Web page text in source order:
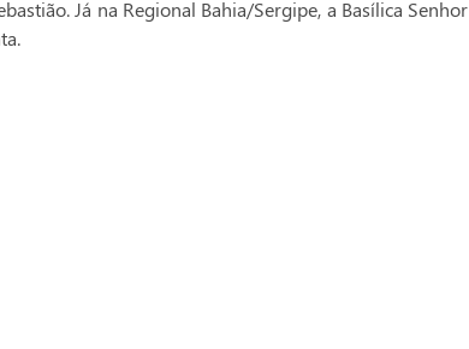
Já na Regional Bahia/Sergipe, a Basílica Senhor